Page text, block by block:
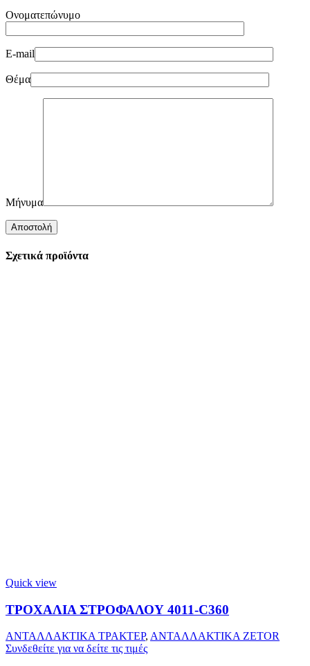
Ονοματεπώνυμο
E-mail
Θέμα
Μήνυμα
Σχετικά προϊόντα
Quick view
ΤΡΟΧΑΛΙΑ ΣΤΡΟΦΑΛΟΥ 4011-C360
ΑΝΤΑΛΛΑΚΤΙΚΑ ΤΡΑΚΤΕΡ, ΑΝΤΑΛΛΑΚΤΙΚΑ ZETOR
Συνδεθείτε για να δείτε τις τιμές